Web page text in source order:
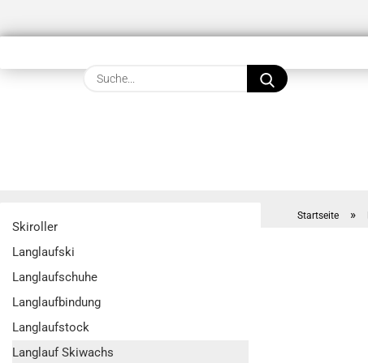
Suche...
Startseite »
Skiroller
Langlaufski
Langlaufschuhe
Langlaufbindung
Langlaufstock
Langlauf Skiwachs